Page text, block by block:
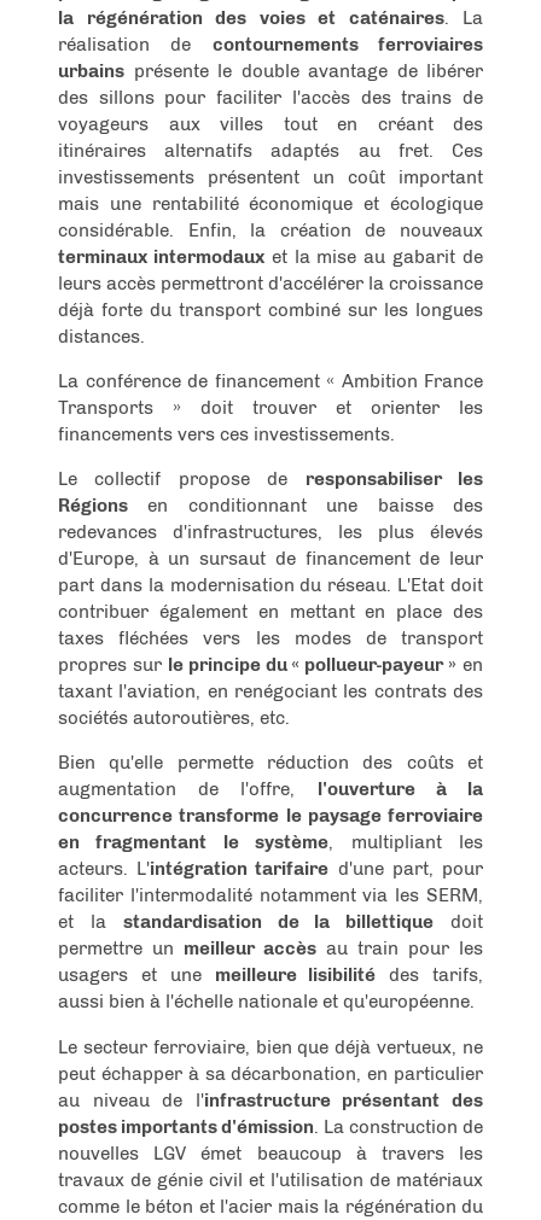
la régénération des voies et caténaires. La
réalisation de contournements ferroviaires
urbains présente le double avantage de libérer
des sillons pour faciliter l'accès des trains de
voyageurs aux villes tout en créant des
itinéraires alternatifs adaptés au fret. Ces
investissements présentent un coût important
mais une rentabilité économique et écologique
considérable. Enfin, la création de nouveaux
terminaux intermodauxet la mise au gabarit de
leurs accès permettront d'accélérer la croissance
déjà forte du transport combiné sur les longues
distances.
La conférence de financement « Ambition France
Transports » doit trouver et orienter les
financements vers ces investissements.
Le collectif propose de responsabiliser les
Régions en conditionnant une baisse des
redevances d'infrastructures, les plus élevés
d'Europe, à un sursaut de financement de leur
part dans la modernisation du réseau. L'Etat doit
contribuer également en mettant en place des
taxes fléchées vers les modes de transport
propres sur le principe du « pollueur-payeur » en
taxant l'aviation, en renégociant les contrats des
sociétés autoroutières, etc.
Bien qu'elle permette réduction des coûts et
augmentation de l'offre,
l'ouverture à la
concurrence transforme le paysage ferroviaire
en fragmentant le système, multipliant les
acteurs. L'intégration tarifaire d'une part, pour
faciliter l'intermodalité notamment via les SERM,
et la standardisation de la billettique doit
permettre un meilleur accès au train pour les
usagers et une meilleure lisibilité des tarifs,
aussi bien à l'échelle nationale et qu'européenne.
Le secteur ferroviaire, bien que déjà vertueux, ne
peut échapper à sa décarbonation, en particulier
au niveau de l'infrastructure présentant des
postes importants d'émission. La construction de
nouvelles LGV émet beaucoup à travers les
travaux de génie civil et l'utilisation de matériaux
comme le béton et l'acier mais la régénération du